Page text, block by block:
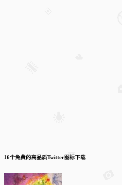
16个免费的高品质Twitter图标下载